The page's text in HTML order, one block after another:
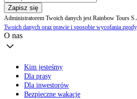
Zapisz się
Administratorem Twoich danych jest Rainbow Tours
Twoich danych oraz prawie i sposobie wycofania zgody.
O nas
Kim jesteśmy
Dla prasy
Dla inwestorów
Bezpieczne wakacje